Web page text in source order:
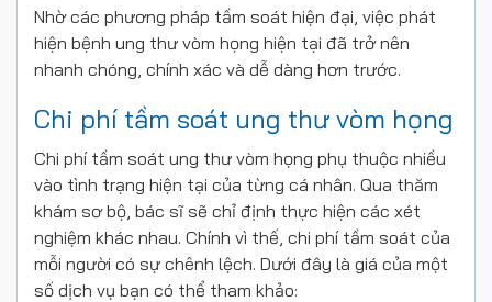
Nhờ các phương pháp tầm soát hiện đại, việc phát
hiện bệnh ung thư vòm họng hiện tại đã trở nên
nhanh chóng, chính xác và dễ dàng hơn trước.
Chi phí tầm soát ung thư vòm họng
Chi phí tầm soát ung thư vòm họng phụ thuộc nhiều
vào tình trạng hiện tại của từng cá nhân. Qua thăm
khám sơ bộ, bác sĩ sẽ chỉ định thực hiện các xét
nghiệm khác nhau. Chính vì thế, chi phí tầm soát của
mỗi người có sự chênh lệch. Dưới đây là giá của một
số dịch vụ bạn có thể tham khảo: